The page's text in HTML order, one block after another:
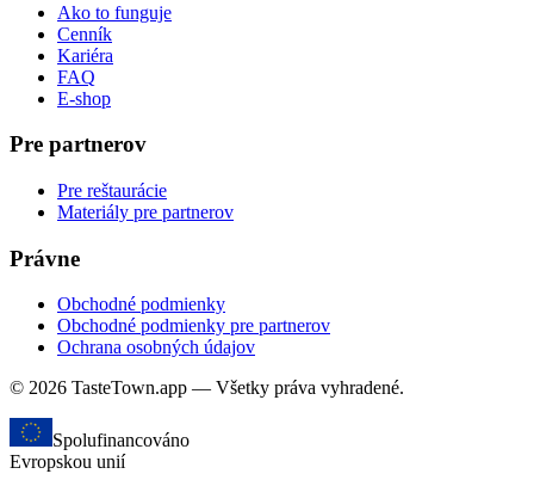
Ako to funguje
Cenník
Kariéra
FAQ
E-shop
Pre partnerov
Pre reštaurácie
Materiály pre partnerov
Právne
Obchodné podmienky
Obchodné podmienky pre partnerov
Ochrana osobných údajov
© 2026 TasteTown.app — Všetky práva vyhradené.
Spolufinancováno
Evropskou unií